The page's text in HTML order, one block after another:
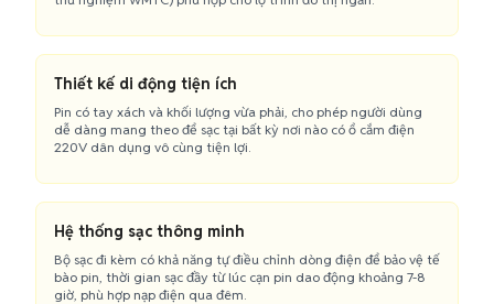
Thiết kế di động tiện ích
Pin có tay xách và khối lượng vừa phải, cho phép người dùng
dễ dàng mang theo để sạc tại bất kỳ nơi nào có ổ cắm điện
220V dân dụng vô cùng tiện lợi.
Hệ thống sạc thông minh
Bộ sạc đi kèm có khả năng tự điều chỉnh dòng điện để bảo vệ tế
bào pin, thời gian sạc đầy từ lúc cạn pin dao động khoảng 7-8
giờ, phù hợp nạp điện qua đêm.